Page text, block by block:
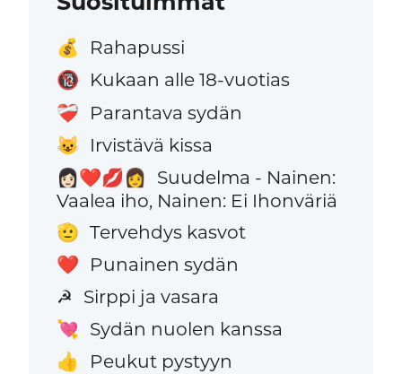
💰 Rahapussi
🔞 Kukaan alle 18-vuotias
❤️‍🩹 Parantava sydän
😺 Irvistävä kissa
👩🏻‍❤️‍💋‍👩
Suudelma - Nainen:
Vaalea iho, Nainen: Ei Ihonväriä
🫡 Tervehdys kasvot
❤️ Punainen sydän
☭ Sirppi ja vasara
💘 Sydän nuolen kanssa
👍 Peukut pystyyn